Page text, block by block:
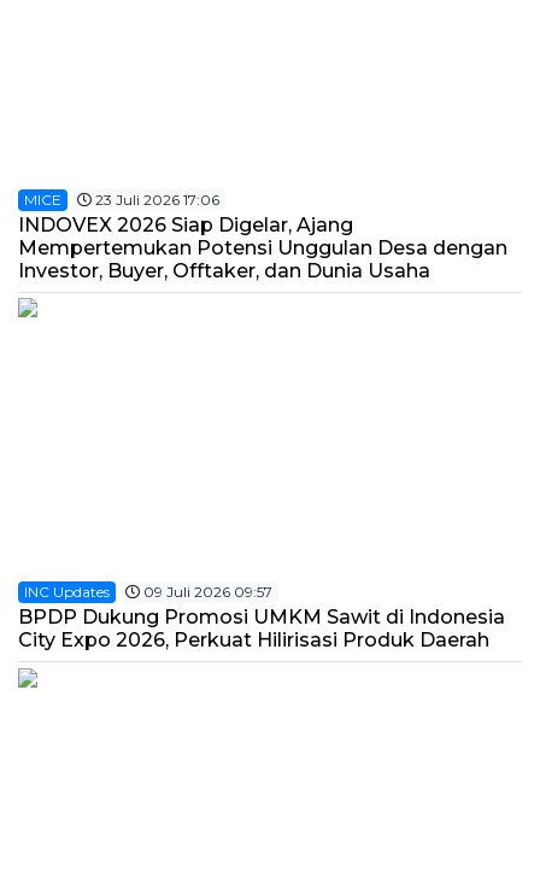
MICE 23 Juli 2026 17:06
INDOVEX 2026 Siap Digelar, Ajang
Mempertemukan Potensi Unggulan Desa dengan
Investor, Buyer, Offtaker, dan Dunia Usaha
INC Updates 09 Juli 2026 09:57
BPDP Dukung Promosi UMKM Sawit di Indonesia
City Expo 2026, Perkuat Hilirisasi Produk Daerah